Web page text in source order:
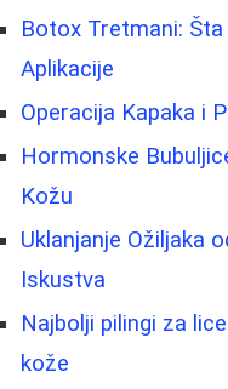
Botox Tretmani:
Aplikacije
Operacija Kapaka i
Hormonske
Kožu
Uklanjanje Ožiljaka
Iskustva
Najbolji pilingi za
kože